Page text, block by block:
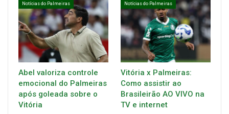
Notícias do Palmeiras
Abel valoriza controle
emocional do Palmeiras
após goleada sobre o
Vitória
Notícias do Palmeiras
Vitória x Palmeiras:
Como assistir ao
Brasileirão AO VIVO na
TV e internet